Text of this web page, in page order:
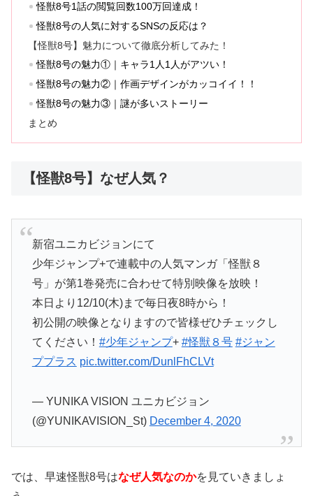
怪獣8号1話の閲覧回数100万回達成！
怪獣8号の人気に対するSNSの反応は？
【怪獣8号】魅力について徹底分析してみた！
怪獣8号の魅力①｜キャラ1人1人がアツい！
怪獣8号の魅力②｜作画デザインがカッコイイ！！
怪獣8号の魅力③｜謎が多いストーリー
まとめ
【怪獣8号】なぜ人気？
新宿ユニカビジョンにて
少年ジャンプ+で連載中の人気マンガ「怪獣８
号」が第1巻発売に合わせて特別映像を放映！
本日より12/10(木)まで毎日夜8時から！
初公開の映像となりますので皆様ぜひチェックし
てください！ #少年ジャンプ+ #怪獣８号 #ジャン
ププラス pic.twitter.com/DunlFhCLVt
— YUNIKA VISION ユニカビジョン
(@YUNIKAVISION_St) December 4, 2020
では、早速怪獣8号はなぜ人気なのかを見ていきましょ